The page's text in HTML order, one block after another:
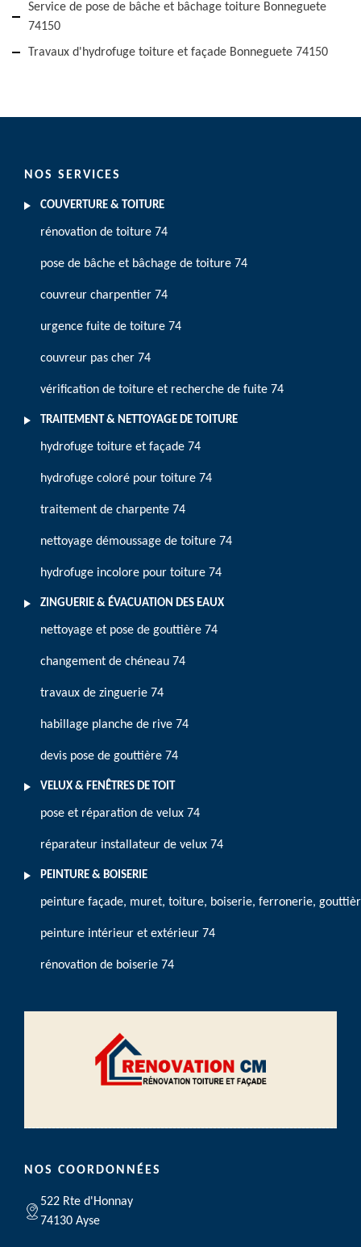
Service de pose de bâche et bâchage toiture Bonneguete
74150
Travaux d'hydrofuge toiture et façade Bonneguete 74150
NOS SERVICES
COUVERTURE & TOITURE
rénovation de toiture 74
pose de bâche et bâchage de toiture 74
couvreur charpentier 74
urgence fuite de toiture 74
couvreur pas cher 74
vérification de toiture et recherche de fuite 74
TRAITEMENT & NETTOYAGE DE TOITURE
hydrofuge toiture et façade 74
hydrofuge coloré pour toiture 74
traitement de charpente 74
nettoyage démoussage de toiture 74
hydrofuge incolore pour toiture 74
ZINGUERIE & ÉVACUATION DES EAUX
nettoyage et pose de gouttière 74
changement de chéneau 74
travaux de zinguerie 74
habillage planche de rive 74
devis pose de gouttière 74
VELUX & FENÊTRES DE TOIT
pose et réparation de velux 74
réparateur installateur de velux 74
PEINTURE & BOISERIE
peinture façade, muret, toiture, boiserie, ferronerie,
peinture intérieur et extérieur 74
rénovation de boiserie 74
NOS COORDONNÉES
522 Rte d'Honnay
74130 Ayse